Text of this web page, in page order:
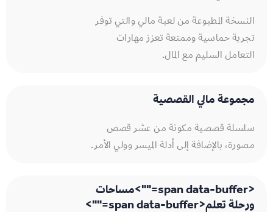
النسخة المطبوعة من لعبة مالي والتي توفر
تجربة حماسية وممتعة تعزز مهارات
التعامل السليم مع المال.
مجموعة مالي القصصية​
سلسلة قصصية مكونة من عشر قصص
مصورة، بالإضافة إلى أدلة الميسر وولي الأمر.
<span data-buffer="
">مساحات
ورحلة تعلم<span data-buffer="
">